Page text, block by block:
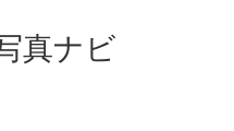
真ナビ